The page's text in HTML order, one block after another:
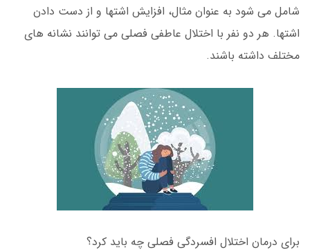
شامل می شود به عنوان مثال، افزایش اشتها و از دست دادن
اشتها. هر دو نفر با اختلال عاطفی فصلی می توانند نشانه های
مختلف داشته باشند.
برای درمان اختلال افسردگی فصلی چه باید کرد؟